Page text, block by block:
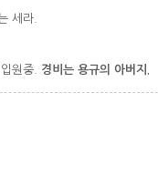
세라.
원중. 경비는 용규의 아버지.